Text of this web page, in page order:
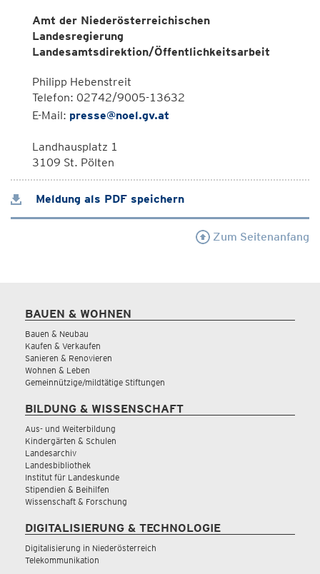
Amt der Niederösterreichischen
Landesregierung
Landesamtsdirektion/Öffentlichkeitsarbeit
Philipp Hebenstreit
Telefon: 02742/9005-13632
E-Mail: presse@noel.gv.at
Landhausplatz 1
3109 St. Pölten
Meldung als PDF speichern
Zum Seitenanfang
BAUEN & WOHNEN
Bauen & Neubau
Kaufen & Verkaufen
Sanieren & Renovieren
Wohnen & Leben
Gemeinnützige/mildtätige Stiftungen
BILDUNG & WISSENSCHAFT
Aus- und Weiterbildung
Kindergärten & Schulen
Landesarchiv
Landesbibliothek
Institut für Landeskunde
Stipendien & Beihilfen
Wissenschaft & Forschung
DIGITALISIERUNG & TECHNOLOGIE
Digitalisierung in Niederösterreich
Telekommunikation